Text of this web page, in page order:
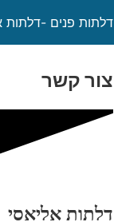
דלתות פנים -דלתות
צור קשר
דלתות אליאסי